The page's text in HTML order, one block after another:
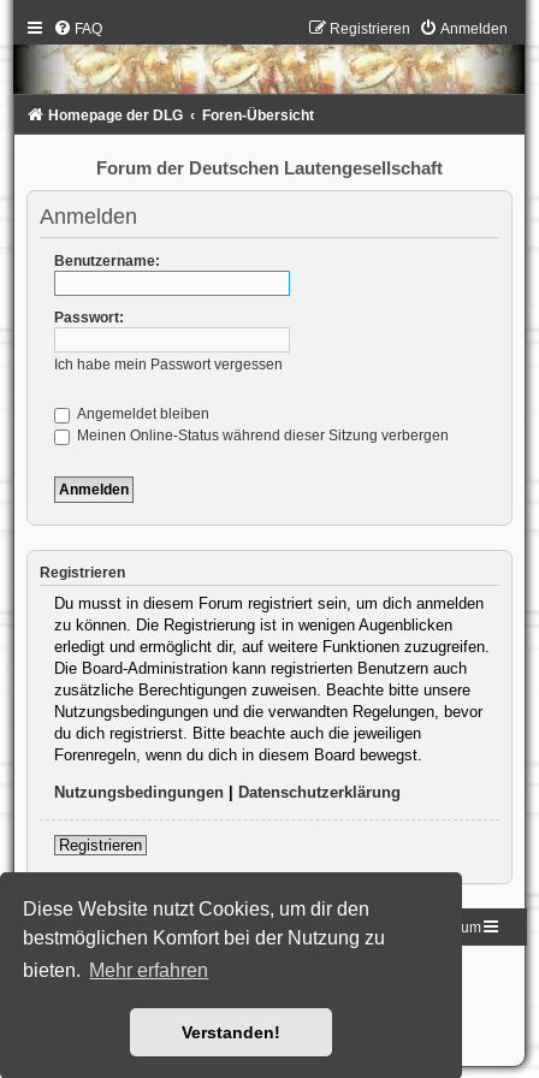
Diese Website nutzt Cookies, um dir den
bestmöglichen Komfort bei der Nutzung zu
bieten. Mehr erfahren
Verstanden!
FAQ Anmelden
Registrieren
Homepage der DLG Foren-Übersicht
Forum der Deutschen Lautengesellschaft
Anmelden
Benutzername:
Passwort:
Ich habe mein Passwort vergessen
Angemeldet bleiben
Meinen Online-Status während dieser Sitzung verbergen
Registrieren
Du musst in diesem Forum registriert sein, um dich anmelden
zu können. Die Registrierung ist in wenigen Augenblicken
erledigt und ermöglicht dir, auf weitere Funktionen zuzugreifen.
Die Board-Administration kann registrierten Benutzern auch
zusätzliche Berechtigungen zuweisen. Beachte bitte unsere
Nutzungsbedingungen und die verwandten Regelungen, bevor
du dich registrierst. Bitte beachte auch die jeweiligen
Forenregeln, wenn du dich in diesem Board bewegst.
Nutzungsbedingungen| Datenschutzerklärung
Registrieren
Homepage der DLG Foren-Übersicht Impressum
Powered byphpBB® Forum Software © phpBB Limited
Style: Black-Silver-Split by Joyce&LunaphpBB-Style-Design
Nutzungsbedingungen